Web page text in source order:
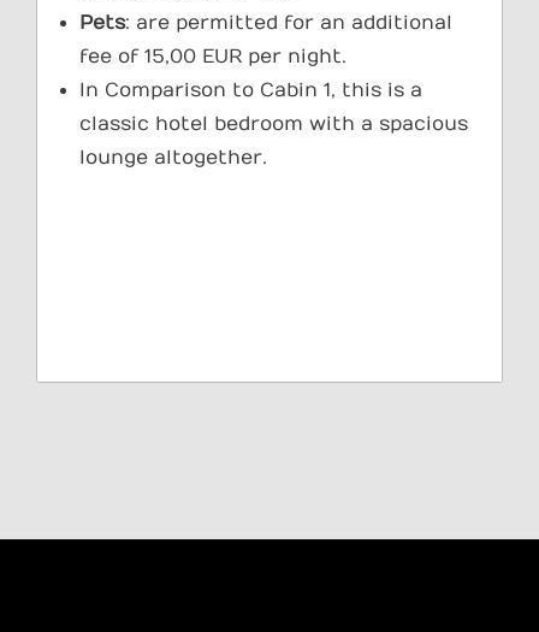
Pets: are permitted for an additional
fee of 15,00 EUR per night.
In Comparison to Cabin 1, this is a
classic hotel bedroom with a spacious
lounge altogether.